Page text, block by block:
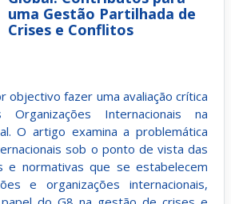
uma Gestão Partilhada de
Crises e Conflitos
objectivo fazer uma avaliação crítica
Internacionais na
O artigo examina a problemática
sob o ponto de vista das
e normativas que se estabelecem
e organizações internacionais,